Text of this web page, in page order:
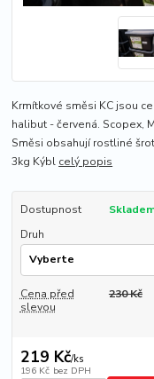
Krmítkové směsi KC jsou
halibut - červená. Scopex,
Směsi obsahují rostliné
3kg Kýbl celý popis
Dostupnost
Druh
Cena před
slevou
230 Kč
219 Kč/ks
196 Kč bez DPH